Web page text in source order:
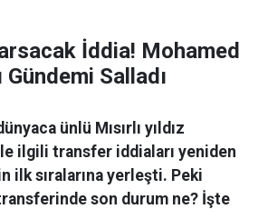
İddia! Mohamed
Gündemi Salladı
ünlü Mısırlı yıldız
ilgili transfer iddiaları yeniden
ilk sıralarına yerleşti. Peki
son durum ne? İşte